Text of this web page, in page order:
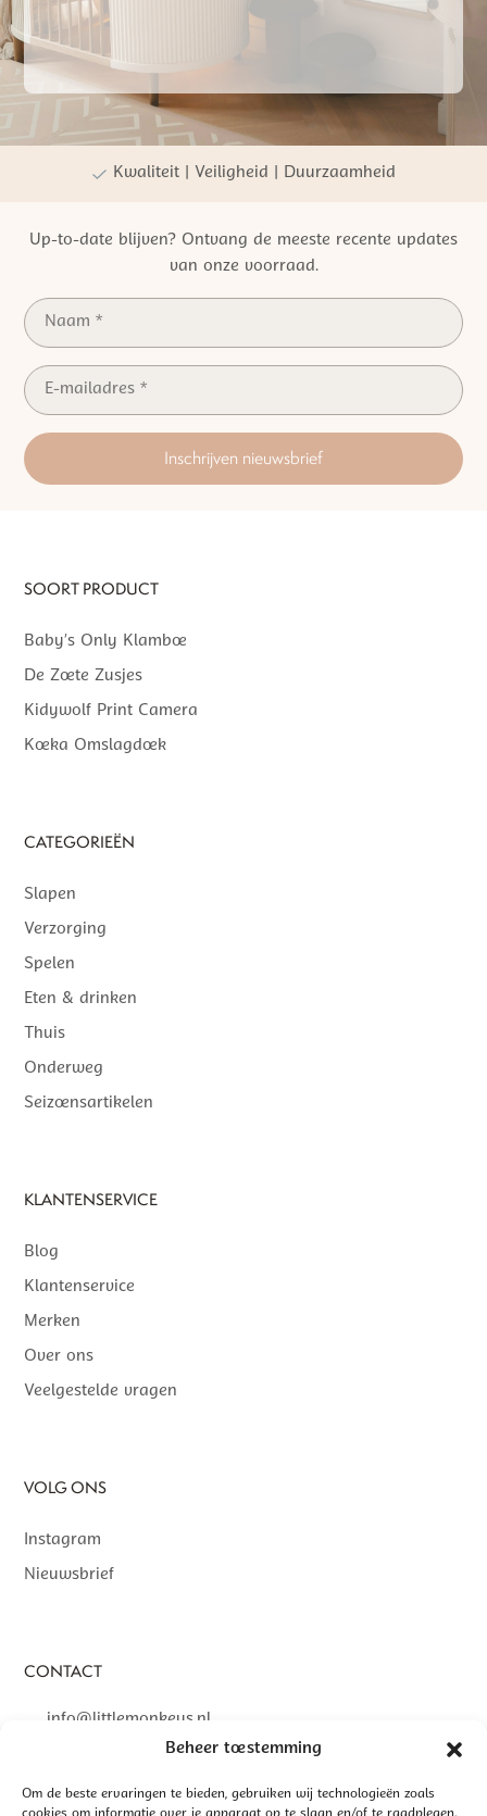
Beheer toestemming
Om de beste ervaringen te bieden, gebruiken wij technologieën zoals
Gratis verzending vanaf €50,- NL
Persoonlijke winkelervaring
Kwaliteit | Veiligheid | Duurzaamheid
Up-to-date blijven? Ontvang de meeste recente updates
van onze voorraad.
Inschrijven nieuwsbrief
SOORT PRODUCT
Baby’s Only Klamboe
De Zoete Zusjes
Kidywolf Print Camera
Koeka Omslagdoek
CATEGORIEËN
Slapen
Verzorging
Spelen
Eten & drinken
Thuis
Onderweg
Seizoensartikelen
KLANTENSERVICE
Blog
Klantenservice
Merken
Over ons
Veelgestelde vragen
VOLG ONS
Instagram
Nieuwsbrief
CONTACT
info@littlemonkeys.nl